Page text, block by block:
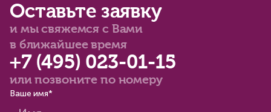
Оставьте заявку
и мы свяжемся с Вами
в ближайшее время
+7 (495) 023-01-15
или позвоните по номеру
Ваше имя*